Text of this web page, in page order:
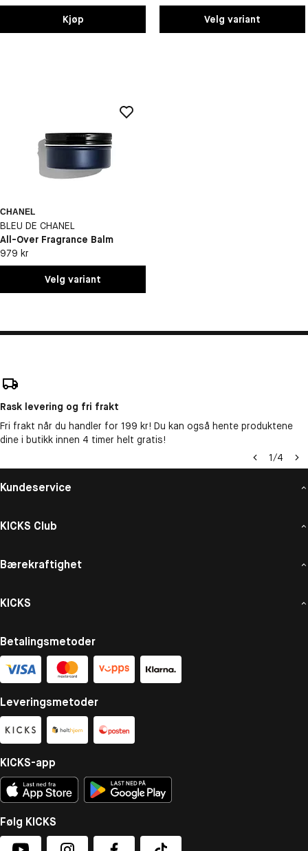
Kjøp Velg variant
CHANEL
BLEU DE CHANEL
All-Over Fragrance Balm
979 kr
Velg variant
Rask levering og fri frakt
Fri frakt når du handler for 199 kr! Du kan også hente produktene
dine i butikk innen 4 timer helt gratis!
1/4
Kundeservice
KICKS Club
Bærekraftighet
KICKS
Betalingsmetoder
Leveringsmetoder
KICKS-app
Følg KICKS